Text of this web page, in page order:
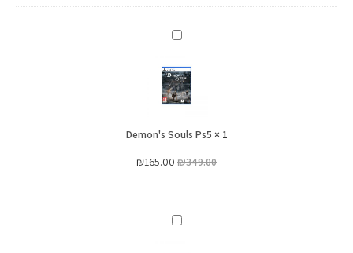
Demon's
Ps5
1
×
Demon's Souls Ps5
₪349.00
₪165.00
PS5